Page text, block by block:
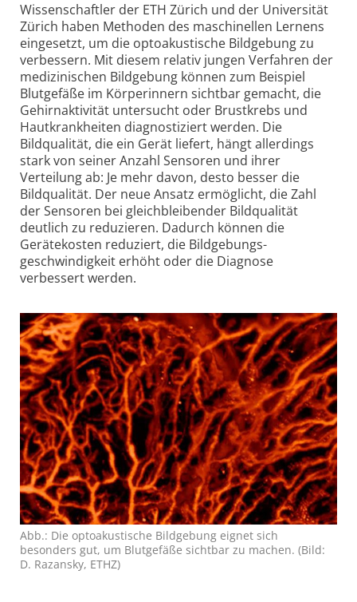
Wissenschaftler der ETH Zürich und der Universität
Zürich haben Methoden des maschinellen Lernens
eingesetzt, um die opto­akustische Bildgebung zu
verbessern. Mit diesem relativ jungen Verfahren der
medizinischen Bildgebung können zum Beispiel
Blutgefäße im Körperinnern sichtbar gemacht, die
Gehirn­aktivität untersucht oder Brustkrebs und
Haut­krankheiten diagnostiziert werden. Die
Bildqualität, die ein Gerät liefert, hängt allerdings
stark von seiner Anzahl Sensoren und ihrer
Verteilung ab: Je mehr davon, desto besser die
Bildqualität. Der neue Ansatz ermöglicht, die Zahl
der Sensoren bei gleichbleibender Bildqualität
deutlich zu reduzieren. Dadurch können die
Gerätekosten reduziert, die Bildgebungs­
geschwindigkeit erhöht oder die Diagnose
verbessert werden.
Abb.: Die opto­akustische Bildgebung eignet sich
besonders gut, um Blut­gefäße sichtbar zu machen. (Bild:
D. Razansky, ETHZ)